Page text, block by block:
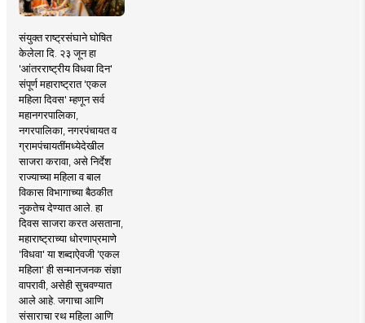
संयुक्त राष्ट्रसंघाने घोषित
केलेला दि. २३ जून हा
'आंतरराष्ट्रीय विधवा दिन'
संपूर्ण महाराष्ट्रात 'एकल
महिला दिवस' म्हणून सर्व
महानगरपालिका,
नगरपालिका, नगरपंचायत व
ग्रामपंचायतींमध्येदेखील
साजरा करावा, असे निर्देश
राज्याच्या महिला व बाल
विकास विभागाच्या बैठकीत
नुकतेच देण्यात आले. हा
दिवस साजरा करत असताना,
महाराष्ट्राच्या धोरणाप्रमाणे
'विधवा' या शब्दाऐवजी 'एकल
महिला' ही सन्मानजनक संज्ञा
वापरावी, असेही सुचवण्यात
आले आहे. जगाचा आणि
संसाराचा रथ महिला आणि